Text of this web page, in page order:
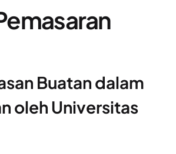
Buatan dalam
oleh Universitas